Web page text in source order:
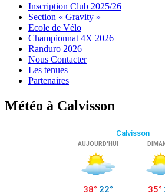
Menu
Widgets
Recherche
Aller
contenu
Inscription Club 2025/26
Section « Gravity »
Ecole de Vélo
Championnat 4X 2026
Randuro 2026
Nous Contacter
Les tenues
Partenaires
Météo à Calvisson